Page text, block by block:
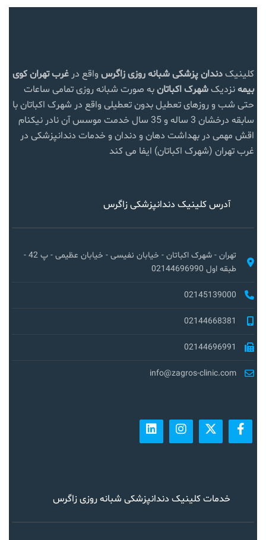
کلینیکدندان پزشکی شبانه روزی زاگرس واقع در غرب تهرانکوی
بیمهنزدیکشهرک اکباتانبه صورت شبانه روزی تمامی ساعات
حتی شب و روزهای تعطیل بدون تعطیلی واقع در شهرک اکباتان با
سابقه درخشان 3 ساله و 35 سال خدمت موسس آن نادر نیکنام
اقش مهمی در بهداشت دهان و دندان و خدمات دندانپزشکی در
غرب تهران (شهرک اکباتان) ایفا می کند
آدرس کلینیک دندانپزشکی زاگرس
تهران - شهرک اکباتان - خیابان نفیسی - خیابان عظیمی - پ 42 -
طبقه اول 02144696990
02145139000
02144668381
02144696991
info@zagros-clinic.com
خدمات کلینیک دندانپزشکی شبانه روزی زاگرس